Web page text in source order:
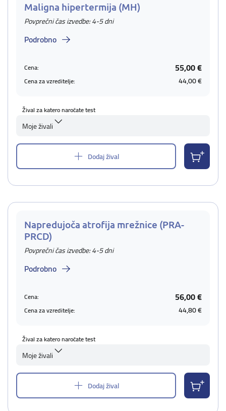
Maligna hipertermija (MH)
Povprečni čas izvedbe: 4-5 dni
Podrobno
Cena: 55,00 €
Cena za vzreditelje: 44,00 €
Žival za katero naročate test
Moje živali
Dodaj žival
Napredujoča atrofija mrežnice (PRA-
PRCD)
Povprečni čas izvedbe: 4-5 dni
Podrobno
Cena: 56,00 €
Cena za vzreditelje: 44,80 €
Žival za katero naročate test
Moje živali
Dodaj žival